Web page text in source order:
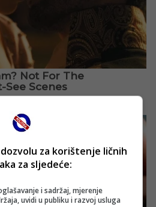
dozvolu za korištenje ličnih
za sljedeće:
i sadržaj, mjerenje
uvidi u publiku i razvoj usluga